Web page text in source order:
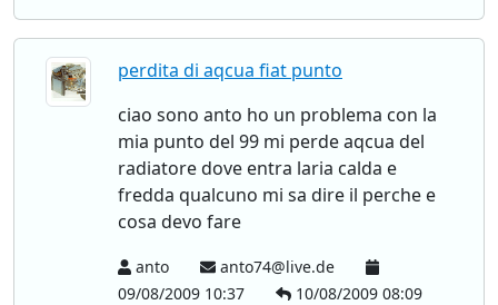
perdita di aqcua fiat punto
ciao sono anto ho un problema con la
mia punto del 99 mi perde aqcua del
radiatore dove entra laria calda e
fredda qualcuno mi sa dire il perche e
cosa devo fare
anto
anto74@live.de
09/08/2009 10:37
10/08/2009 08:09